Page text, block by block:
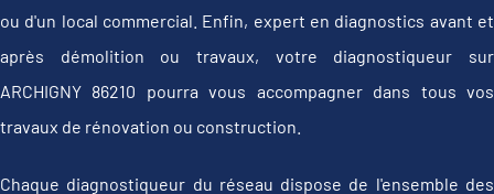
ou d'un local commercial. Enfin, expert en diagnostics avant et
après démolition ou travaux, votre diagnostiqueur sur
ARCHIGNY 86210 pourra vous accompagner dans tous vos
travaux de rénovation ou construction.
Chaque diagnostiqueur du réseau dispose de l'ensemble des